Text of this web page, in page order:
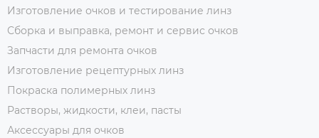
Изготовление очков и тестирование линз
Сборка и выправка, ремонт и сервис очков
Запчасти для ремонта очков
Изготовление рецептурных линз
Покраска полимерных линз
Растворы, жидкости, клеи, пасты
Аксессуары для очков